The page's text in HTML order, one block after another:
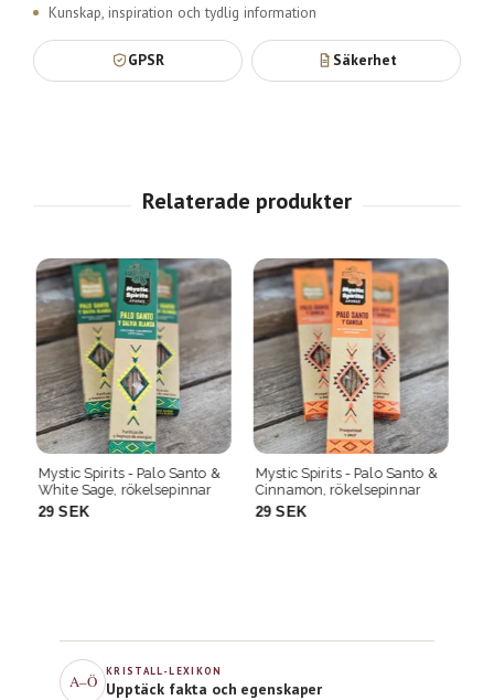
A–Ö
KRISTALL-LEXIKON
Upptäck fakta och egenskaper
Kunskap, inspiration och tydlig information
GPSR Säkerhet
Mystic Spirits - Palo Santo &
Cinnamon, rökelsepinnar
29 SEK
Mystic Spirits - Palo Santo &
Sandalwood, rökelsepinnar
29 SEK